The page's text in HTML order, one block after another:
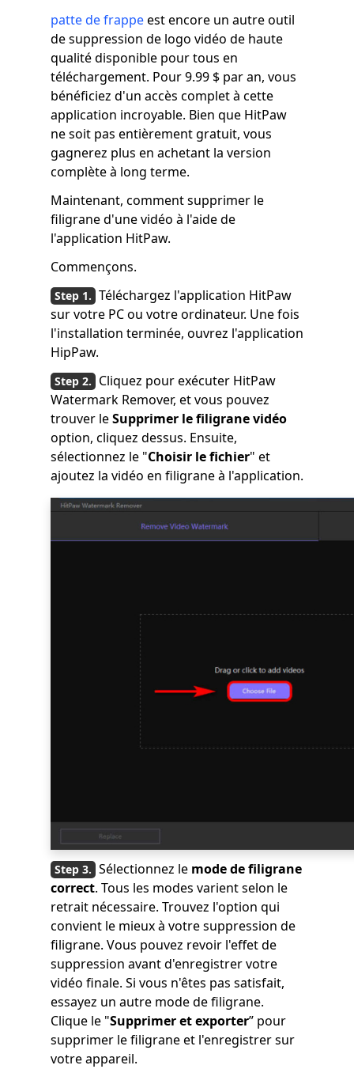
patte de frappeest encore un autre outil
de suppression de logo vidéo de haute
qualité disponible pour tous en
téléchargement. Pour 9.99 $ par an, vous
bénéficiez d'un accès complet à cette
application incroyable. Bien que HitPaw
ne soit pas entièrement gratuit, vous
gagnerez plus en achetant la version
complète à long terme.
Maintenant, comment supprimer le
filigrane d'une vidéo à l'aide de
l'application HitPaw.
Commençons.
Téléchargez l'application HitPaw
sur votre PC ou votre ordinateur. Une fois
l'installation terminée, ouvrez l'application
HipPaw.
Cliquez pour exécuter HitPaw
Watermark Remover, et vous pouvez
trouver leSupprimer le filigrane vidéo
option, cliquez dessus. Ensuite,
sélectionnez le "Choisir le fichier" et
ajoutez la vidéo en filigrane à l'application.
Sélectionnez le mode de filigrane
correct. Tous les modes varient selon le
retrait nécessaire. Trouvez l'option qui
convient le mieux à votre suppression de
filigrane. Vous pouvez revoir l'effet de
suppression avant d'enregistrer votre
vidéo finale. Si vous n'êtes pas satisfait,
essayez un autre mode de filigrane.
Clique le "Supprimer et exporter” pour
supprimer le filigrane et l'enregistrer sur
votre appareil.